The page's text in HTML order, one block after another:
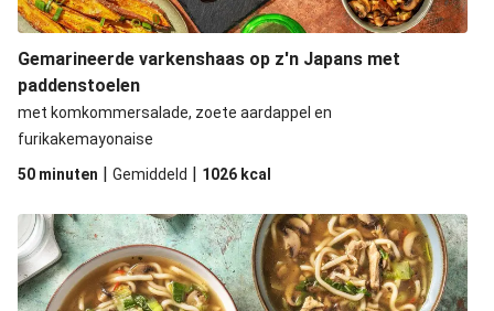
Gemarineerde varkenshaas op z'n Japans met
paddenstoelen
met komkommersalade, zoete aardappel en
furikakemayonaise
50 minuten | Gemiddeld | 1026 kcal